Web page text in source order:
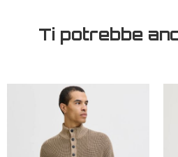
Ti potrebbe